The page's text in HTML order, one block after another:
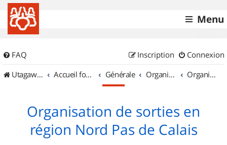
Menu
FAQ Connexion
Inscription
UtagawaVTT (Randos VTT et VTTAE avec traces GPS)
Accueil forum Générale Organisation de sorties & Recherche de partenaires Organisation de sorties en région Nord Pas de Calais
Organisation de sorties en
région Nord Pas de Calais